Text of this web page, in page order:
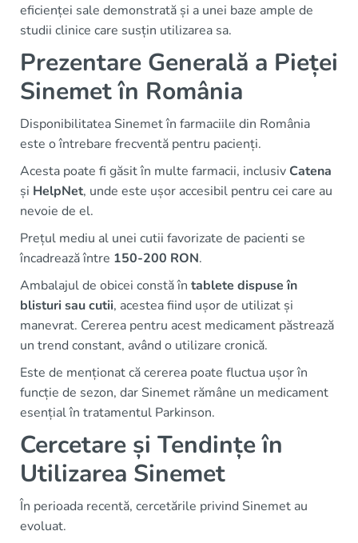
eficienței sale demonstrată și a unei baze ample de
studii clinice care susțin utilizarea sa.
Prezentare Generală a Pieței
Sinemet în România
Disponibilitatea Sinemet în farmaciile din România
este o întrebare frecventă pentru pacienți.
Acesta poate fi găsit în multe farmacii, inclusiv Catena
și HelpNet, unde este ușor accesibil pentru cei care au
nevoie de el.
Prețul mediu al unei cutii favorizate de pacienti se
încadrează între 150-200 RON.
Ambalajul de obicei constă în tablete dispuse în
blisturi sau cutii, acestea fiind ușor de utilizat și
manevrat. Cererea pentru acest medicament păstrează
un trend constant, având o utilizare cronică.
Este de menționat că cererea poate fluctua ușor în
funcție de sezon, dar Sinemet rămâne un medicament
esențial în tratamentul Parkinson.
Cercetare și Tendințe în
Utilizarea Sinemet
În perioada recentă, cercetările privind Sinemet au
evoluat.